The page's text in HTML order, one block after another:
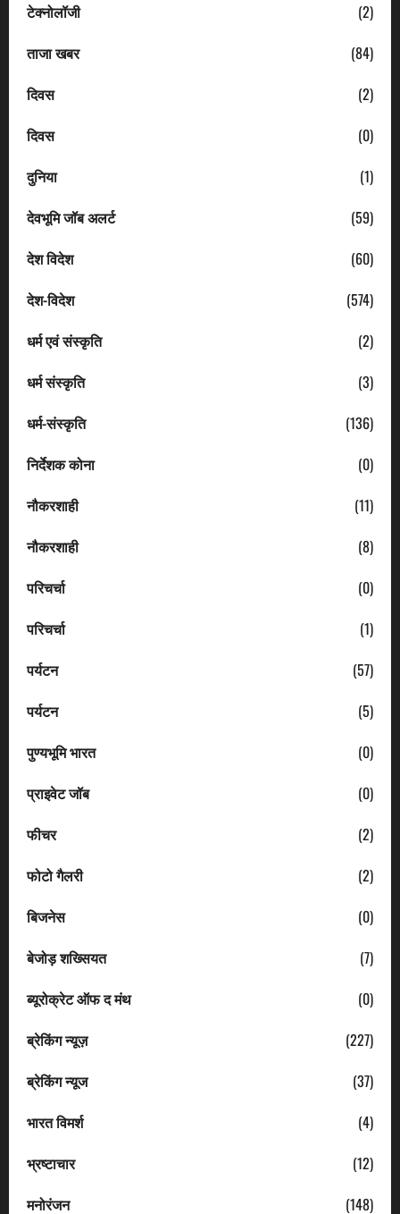
टेक्नोलॉजी
(2)
ताजा खबर
(84)
दिवस
(2)
दिवस
(0)
दुनिया
(1)
देवभूमि जॉब अलर्ट
(59)
देश विदेश
(60)
देश-विदेश
(574)
धर्म एवं संस्कृति
(2)
धर्म संस्कृति
(3)
धर्म-संस्कृति
(136)
निर्देशक कोना
(0)
नौकरशाही
(11)
नौकरशाही
(8)
परिचर्चा
(0)
परिचर्चा
(1)
पर्यटन
(57)
पर्यटन
(5)
पुण्यभूमि भारत
(0)
प्राइवेट जॉब
(0)
फीचर
(2)
फोटो गैलरी
(2)
बिजनेस
(0)
बेजोड़ शख्सियत
(7)
ब्यूरोक्रेट ऑफ द मंथ
(0)
ब्रेकिंग न्यूज़
(227)
ब्रेकिंग न्यूज
(37)
भारत विमर्श
(4)
भ्रष्टाचार
(12)
मनोरंजन
(148)